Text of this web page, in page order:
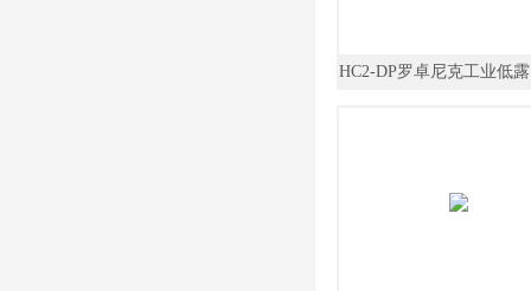
HC2-DP罗卓尼克工业低